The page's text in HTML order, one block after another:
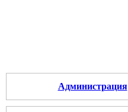
Администрация